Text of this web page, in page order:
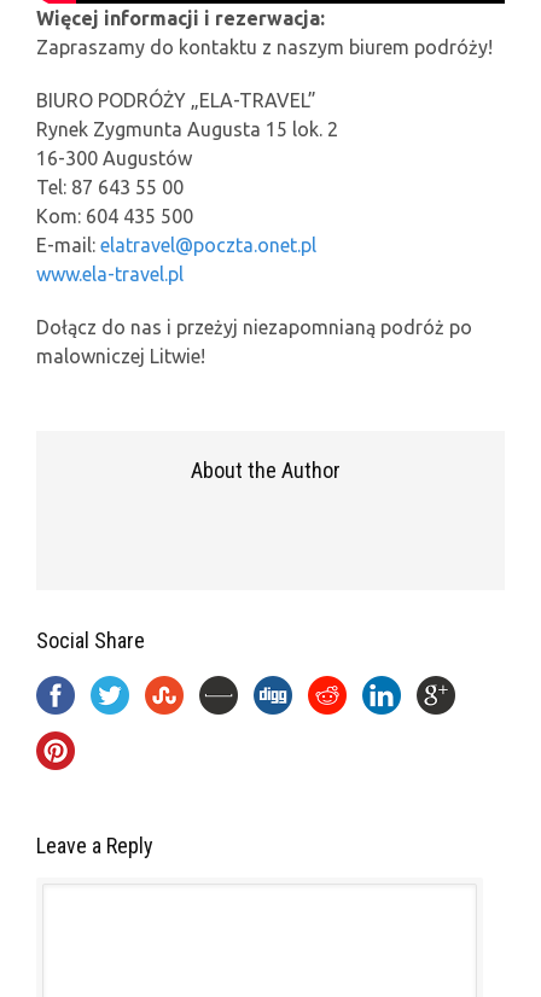
Więcej informacji i rezerwacja:
Zapraszamy do kontaktu z naszym biurem podróży!
BIURO PODRÓŻY „ELA-TRAVEL”
Rynek Zygmunta Augusta 15 lok. 2
16-300 Augustów
Tel: 87 643 55 00
Kom: 604 435 500
E-mail: elatravel@poczta.onet.pl
www.ela-travel.pl
Dołącz do nas i przeżyj niezapomnianą podróż po
malowniczej Litwie!
About the Author
Social Share
Leave a Reply